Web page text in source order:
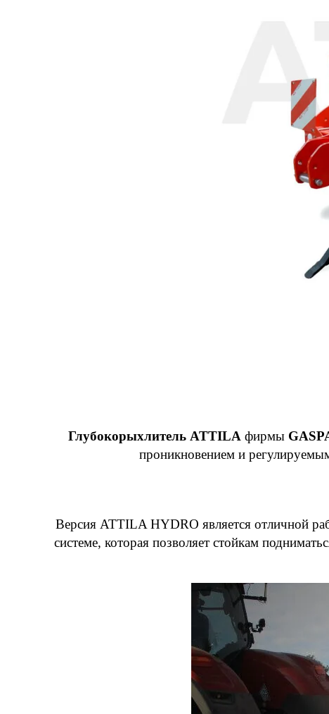
Глубокорыхлитель ATTILA фирмы
проникновением и
Версия ATTILA HYDRO является отличной
системе, которая позволяет стойкам